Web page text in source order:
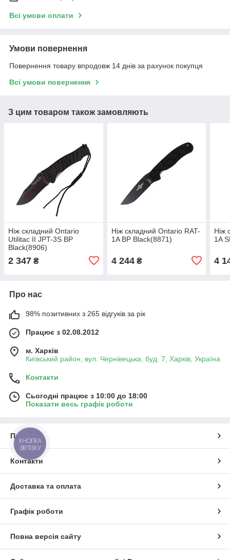
Всі умови оплати
Умови повернення
Повернення товару впродовж 14 днів за рахунок покупця
Всі умови повернення
З цим товаром також замовляють
Ніж складний Ontario
Utilitac II JPT-3S BP
Black(8906)
2 347 ₴
Ніж складний Ontario RAT-
1A BP Black(8871)
4 244₴
Ніж
1A
4
Про нас
98% позитивних з 265 відгуків за рік
Працює з 02.08.2012
м. Харків
Київський район, вул. Чернівецька, буд. 7, Харків, Україна
Контакти
Сьогодні працює з 10:00 до 18:00
Показати весь графік роботи
Про нас
Контакти
Доставка та оплата
Графік роботи
Повна версія сайту
КНОПКА
ЗВ'ЯЗКУ